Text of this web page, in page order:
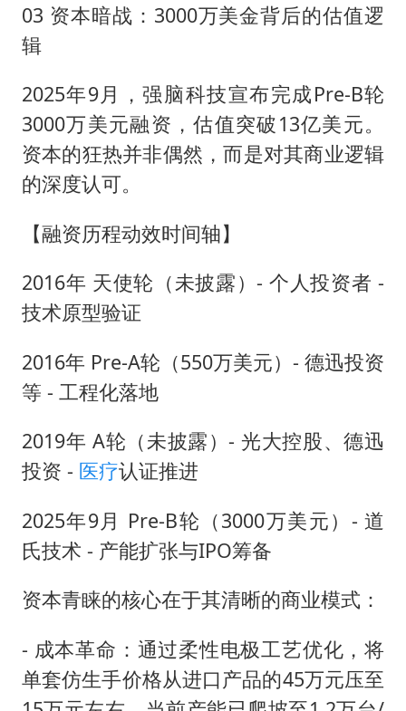
03 资本暗战：3000万美金背后的估值逻
辑
2025年9月，强脑科技宣布完成Pre-B轮
3000万美元融资，估值突破13亿美元。
资本的狂热并非偶然，而是对其商业逻辑
的深度认可。
【融资历程动效时间轴】
2016年 天使轮（未披露）- 个人投资者 -
技术原型验证
2016年 Pre-A轮（550万美元）- 德迅投资
等 - 工程化落地
2019年 A轮（未披露）- 光大控股、德迅
投资 - 医疗认证推进
2025年9月 Pre-B轮（3000万美元）- 道
氏技术 - 产能扩张与IPO筹备
资本青睐的核心在于其清晰的商业模式：
- 成本革命：通过柔性电极工艺优化，将
单套仿生手价格从进口产品的45万元压至